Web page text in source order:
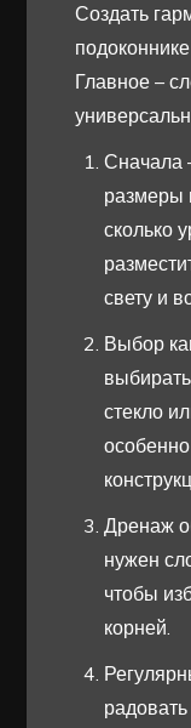
Создать
Главное –
Сначала
размеры
сколько
свету и
Выбор
стекло
Дренаж
нужен
чтобы
корней.